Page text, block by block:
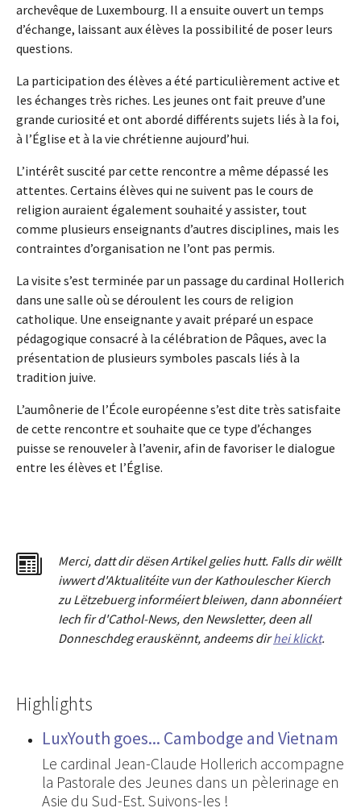
archevêque de Luxembourg. Il a ensuite ouvert un temps
d’échange, laissant aux élèves la possibilité de poser leurs
questions.
La participation des élèves a été particulièrement active et
les échanges très riches. Les jeunes ont fait preuve d’une
grande curiosité et ont abordé différents sujets liés à la foi,
à l’Église et à la vie chrétienne aujourd’hui.
L’intérêt suscité par cette rencontre a même dépassé les
attentes. Certains élèves qui ne suivent pas le cours de
religion auraient également souhaité y assister, tout
comme plusieurs enseignants d’autres disciplines, mais les
contraintes d’organisation ne l’ont pas permis.
La visite s’est terminée par un passage du cardinal Hollerich
dans une salle où se déroulent les cours de religion
catholique. Une enseignante y avait préparé un espace
pédagogique consacré à la célébration de Pâques, avec la
présentation de plusieurs symboles pascals liés à la
tradition juive.
L’aumônerie de l’École européenne s’est dite très satisfaite
de cette rencontre et souhaite que ce type d’échanges
puisse se renouveler à l’avenir, afin de favoriser le dialogue
entre les élèves et l’Église.
Merci, dattdir dësen Artikel gelies hutt. Falls dir wëllt
iwwert d'Aktualitéite vun der Kathoulescher Kierch
zu Lëtzebuerg informéiert bleiwen, dann abonnéiert
Iech fir d'Cathol-News, den Newsletter, deen all
Donneschdeg erauskënnt, andeems dirhei klickt.
Highlights
LuxYouth goes... Cambodge and Vietnam
Le cardinal Jean-Claude Hollerich accompagne
la Pastorale des Jeunes dans un pèlerinage en
Asie du Sud-Est. Suivons-les !